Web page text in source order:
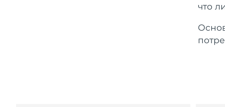
что
Ожидаемая дата доставки
8/11/26